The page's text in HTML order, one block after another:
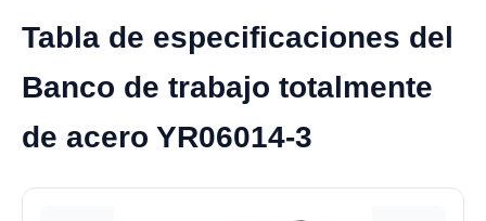
Tabla de especificaciones del
Banco de trabajo totalmente
de acero YR06014-3